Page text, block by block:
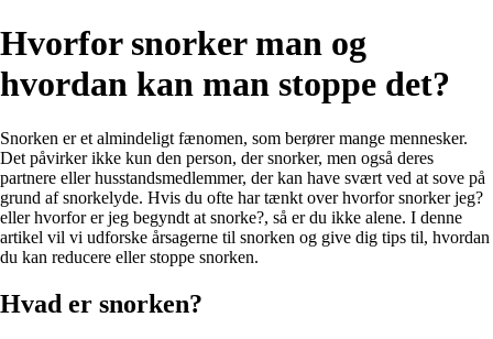
Hvorfor snorker man og
hvordan kan man stoppe det?
Snorken er et almindeligt fænomen, som berører mange mennesker.
Det påvirker ikke kun den person, der snorker, men også deres
partnere eller husstandsmedlemmer, der kan have svært ved at sove på
grund af snorkelyde. Hvis du ofte har tænkt over hvorfor snorker jeg?
eller hvorfor er jeg begyndt at snorke?, så er du ikke alene. I denne
artikel vil vi udforske årsagerne til snorken og give dig tips til, hvordan
du kan reducere eller stoppe snorken.
Hvad er snorken?